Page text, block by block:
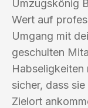
Umzugskönig
Wert auf
Umgang mit
geschulten
sicher, dass
Zielort